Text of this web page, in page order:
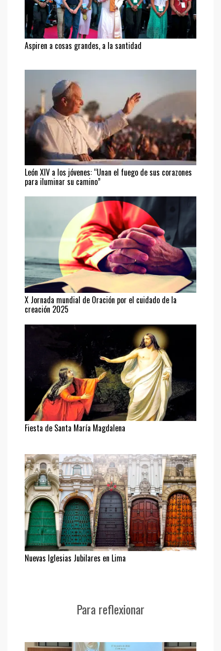
Aspiren a cosas grandes, a la santidad
León XIV a los jóvenes: “Unan el fuego de sus corazones
para iluminar su camino”
X Jornada mundial de Oración por el cuidado de la
creación 2025
Fiesta de Santa María Magdalena
Nuevas Iglesias Jubilares en Lima
Para reflexionar